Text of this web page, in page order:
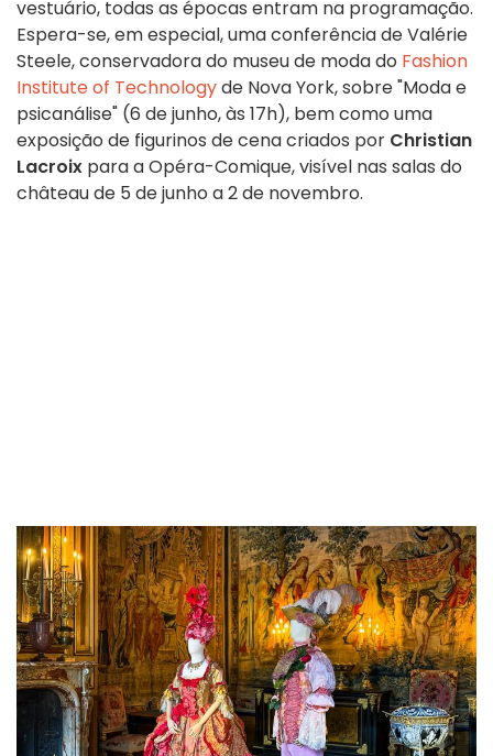
vestuário, todas as épocas entram na programação.
Espera-se, em especial, uma conferência de Valérie
Steele, conservadora do museu de moda do Fashion
Institute of Technologyde Nova York, sobre "Moda e
psicanálise" (6 de junho, às 17h), bem como uma
exposição de figurinos de cena criados por Christian
Lacroix para a Opéra-Comique, visível nas salas do
château de 5 de junho a 2 de novembro.